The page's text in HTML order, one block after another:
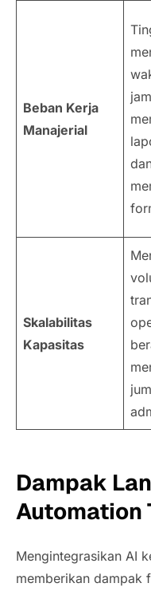
Beban Kerja
Manajerial
Skalabilitas
Kapasitas
Dampak
Automation
Mengintegrasikan AI
memberikan dampak